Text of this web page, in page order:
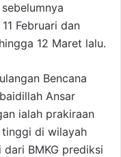
Februari dan
12 Maret lalu.
Bencana
Ansar
ialah prakiraan
di wilayah
BMKG prediksi